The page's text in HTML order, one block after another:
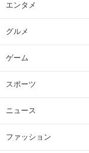
エンタメ
グルメ
ゲーム
スポーツ
ニュース
ファッション